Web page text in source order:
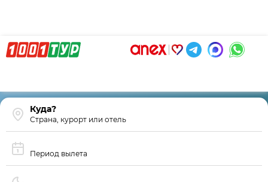
Страна, курорт или отель
Период вылета